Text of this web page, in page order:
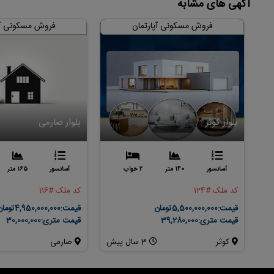
آگهی های مشابه
بلوار صارمی
فروش مسکونی
آسانسور 165 متر
کد ملک:#116
قیمت:4,950,000,000تومان
قیمت متری:30,000,000
صارمی
بلوار کوثر
فروش مسکونی آپارتمان
آسانسور 140 متر 2 خواب
کد ملک:#124
قیمت:5,500,000,000تومان
قیمت متری:39,280,000
3 سال پیش
کوثر